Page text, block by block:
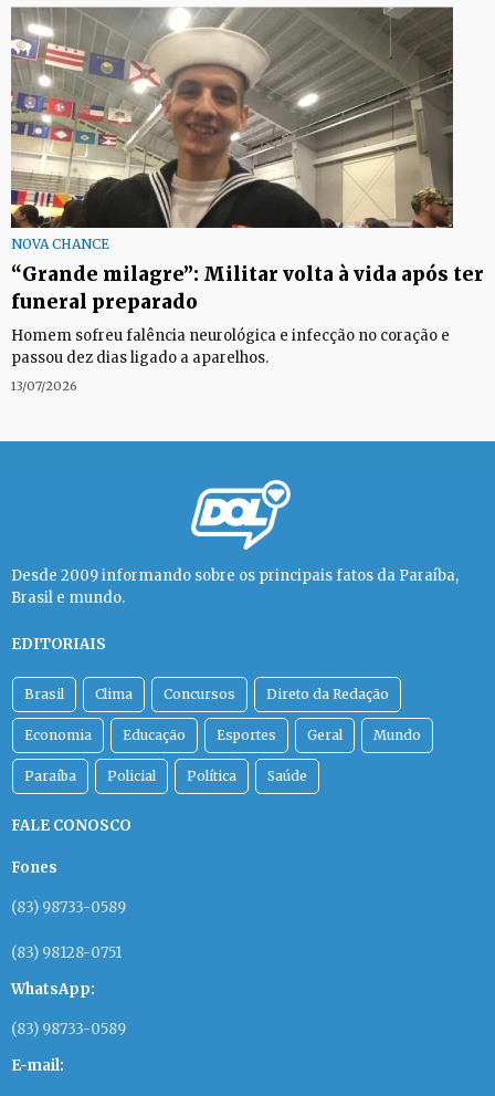
NOVA CHANCE
“Grande milagre”: Militar volta à vida após ter
funeral preparado
Homem sofreu falência neurológica e infecção no coração e
passou dez dias ligado a aparelhos.
13/07/2026
Desde 2009 informando sobre os principais fatos da Paraíba,
Brasil e mundo.
EDITORIAIS
Brasil Clima Concursos Direto da Redação
Economia Educação Esportes Geral Mundo
Paraíba Policial Política Saúde
FALE CONOSCO
Fones
(83) 98733-0589
(83) 98128-0751
WhatsApp:
(83) 98733-0589
E-mail: